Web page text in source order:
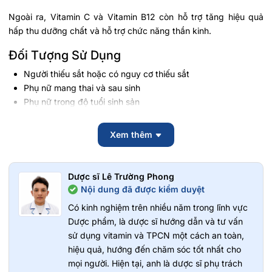
Ngoài ra, Vitamin C và Vitamin B12 còn hỗ trợ tăng hiệu quả
hấp thu dưỡng chất và hỗ trợ chức năng thần kinh.
Đối Tượng Sử Dụng
Người thiếu sắt hoặc có nguy cơ thiếu sắt
Phụ nữ mang thai và sau sinh
Phụ nữ trong độ tuổi sinh sản
Người cần bổ sung sắt theo chế độ dinh dưỡng
Biostime
Sắt hữu cơ dễ hấp thu, ít gây kích ứng dạ dày
Hỗ trợ hạn chế táo bón nhờ bổ sung FOS
Không gây vị tanh khó uống
Công nghệ bao phim hiện đại
Sản phẩm đạt chứng nhận TGA của Úc
Thiết kế hộp 30 viên tiện lợi khi sử dụng và mang theo
Xem thêm
Dược sĩ Lê Trường Phong
Nội dung đã được kiểm duyệt
Có kinh nghiệm trên nhiều năm trong lĩnh vực
Dược phẩm, là dược sĩ hướng dẫn và tư vấn
sử dụng vitamin và TPCN một cách an toàn,
hiệu quả, hướng đến chăm sóc tốt nhất cho
mọi người. Hiện tại, anh là dược sĩ phụ trách